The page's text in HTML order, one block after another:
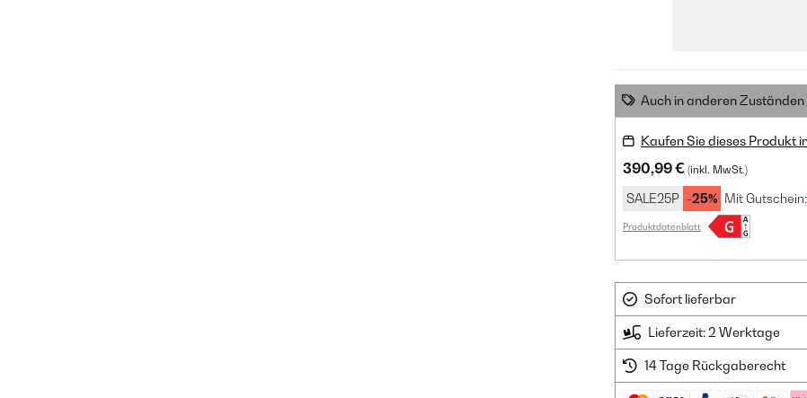
Auch in anderen
Kaufen Sie dieses Produkt
390,99 € (inkl. MwSt.)
SALE25P -25% Mit Gutschein:
Produktdatenblatt
Sofort lieferbar
Lieferzeit: 2 Werktage
14 Tage Rückgaberecht